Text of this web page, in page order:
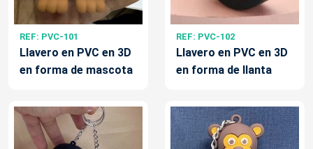
REF: PVC-101
Llavero en PVC en 3D
en forma de mascota
REF: PVC-102
Llavero en PVC en 3D
en forma de llanta